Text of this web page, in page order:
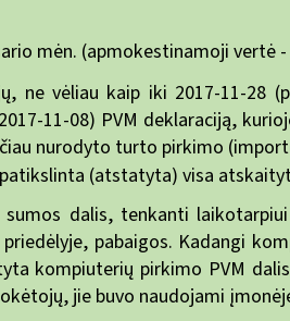
mėn. (apmokestinamoji vertė
ne vėliau kaip iki 2017-11-
11-08) PVM deklaraciją,
nurodyto turto pirkimo
(atstatyta) visa
dalis, tenkanti
pabaigos. Kadangi
kompiuterių pirkimo PVM
jie buvo naudojami